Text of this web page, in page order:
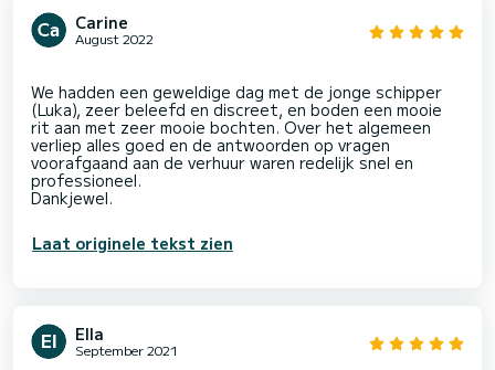
Carine
August 2022
We hadden een geweldige dag met de jonge schipper
(Luka), zeer beleefd en discreet, en boden een mooie
rit aan met zeer mooie bochten. Over het algemeen
verliep alles goed en de antwoorden op vragen
voorafgaand aan de verhuur waren redelijk snel en
professioneel.
Laat originele tekst zien
Ella
September 2021